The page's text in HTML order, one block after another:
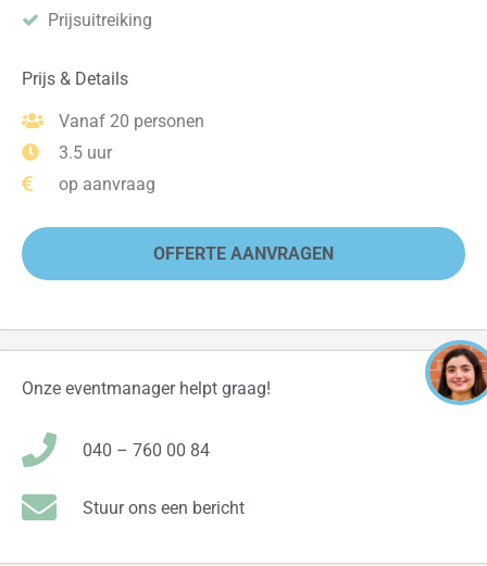
Prijsuitreiking
Prijs & Details
Vanaf 20 personen
3.5 uur
op aanvraag
OFFERTE AANVRAGEN
Onze eventmanager helpt graag!
040 – 760 00 84
Stuur ons een bericht